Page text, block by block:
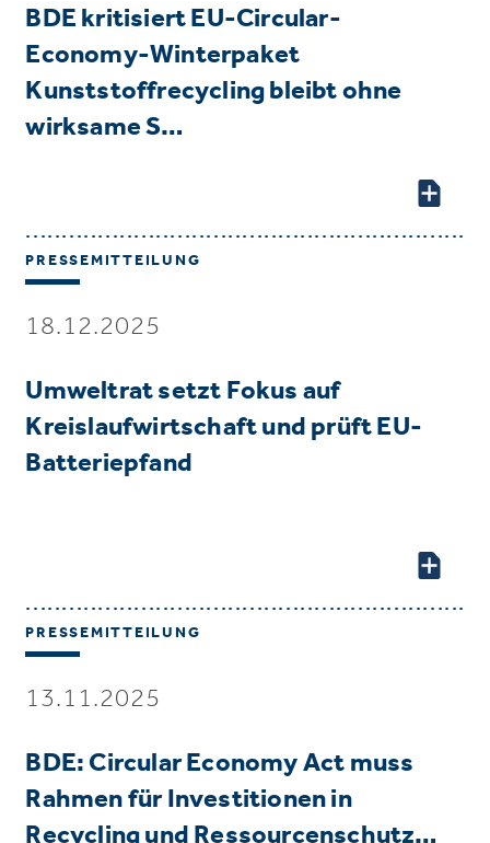
BDE kritisiert EU-Circular-
Economy-Winterpaket
Kunststoffrecycling bleibt ohne
wirksame S…
PRESSEMITTEILUNG
18.12.2025
Umweltrat setzt Fokus auf
Kreislaufwirtschaft und prüft EU-
Batteriepfand
PRESSEMITTEILUNG
13.11.2025
BDE: Circular Economy Act muss
Rahmen für Investitionen in
Recycling und Ressourcenschutz…